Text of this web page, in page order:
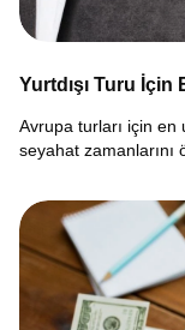
Yurtdışı Turu İçin
Avrupa turları için en
seyahat zamanlarını